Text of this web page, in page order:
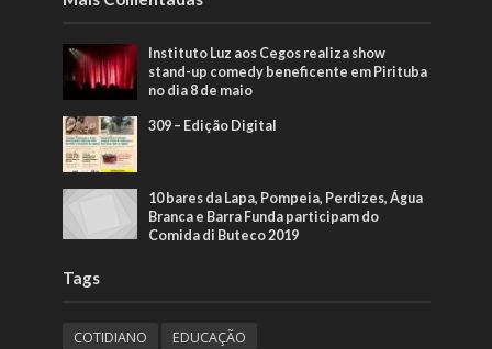
Instituto Luz aos Cegos realiza show
stand-up comedy beneficente em Pirituba
no dia 8 de maio
309 – Edição Digital
10 bares da Lapa, Pompeia, Perdizes, Água
Branca e Barra Funda participam do
Comida di Buteco 2019
Tags
COTIDIANO
EDUCAÇÃO